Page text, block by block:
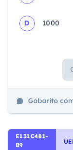
D 1000
Gabarito
E131C481-
B9